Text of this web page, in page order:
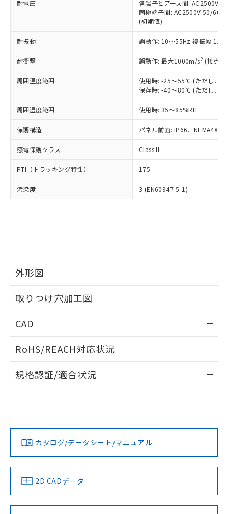
耐電圧
各端子とアース間: AC2500V
同極端子間: AC2500V 50/
(初期値)
耐振動 誤動作: 10～55Hz 複振幅
耐衝撃 誤動作: 最大1000m/s2 (接点
周囲温度範囲
使用時: -25～55℃ (ただし、氷
保存時: -40～80℃ (ただし、氷
周囲湿度範囲 使用時: 35～85%RH
保護構造 パネル前面: IP66、NEMA4X,
感電保護クラス Class II
PTI（トラッキング特性） 175
汚染度 3 (EN60947-5-1)
外形図
取りつけ穴加工図
CAD
ドすることができます。
ログイン/会員登録
ダウンロードデータをご利用いただく前に、以下を必ずお読
みください。
ソフトウェアの使用条件
RoHS/REACH対応状況
EU RoHS 注意事項・凡例
対応済み
中国 RoHS 注意事項・凡例
規格認証/適合状況
LR型式承認
（イギリス
船舶規格）
DNV型式承認
（ノルウェー
BV型式承認
（フランス
KR型式
（韓国
No No No No
カタログ/データシート/マニュアル
2D CADデータ
正式な納期状況および標準価格はお客
様のお取引先、またはお客様担当のオ
ムロン制御機器販売店・当社販売員に
オムロン制御機器販売店や当社販売拠
販売ネットワーク
」をご確認
在庫状況および標準価格結果を当社の
事前の承諾なく第三者に漏洩または開
示しないようお願いします。
マイパーツ機能（部品リスト作成サー
ビス）をご利用いただくには、I-Web
メンバーズにご登録されている必要が
お客様が当ウェブサイト上で当社にご
および当社の共同利用者が、当社の製
用者の範囲」に記載されている法人を
類(PBB) 1000ppm以下、ポリ臭化ジフェニルエーテル類
(PBDE) 1000ppm以下、フタル酸ビス(2-エチルヘキシ
ル) (DEHP)(別名：DOP) 1000ppm以下、フタル酸ブチ
（DBP） 1000ppm以下、フタル酸ジイソブチル
但し、RoHS指令で産業用監視および制御機器に対する
フタル酸エステル類の４物質については閾値を超える意
※2 対応予定月
部品在庫の切り替え状況などにより、予定
月が前後することがあります。
※3 非含有証明書ダウンロード
下記の非含有証明書をダウンロードするこ
ものではありません。
また、RoHS指令のフタル酸エステル類４
物質の対応では、対応完了までの期間は出
していることから、特段のことがない限
り、2022年1月12日より割愛しておりま
す。
Cr(Ⅵ)(六価クロム) : 1000ppm、 PBBs(ポリ臭化ビフェ
ニル類) : 1000ppm、 PBDEs(ポリ臭化ジフェニルエーテ
DBP(フタル酸ジブチル) : 1000ppm、 DIBP(フタル酸ジ
イソブチル) : 1000ppm、 BBP(フタル酸ブチルベンジ
DEHP(フタル酸ビス(2-エチルヘキシル)) : 1000ppm
※2 環境保護使用期限
準値以下であることを示します。
「10」：通常の使用状況下において有害物
質が外部に漏えいし、環境に深刻な影響を
及ぼさない年数を意味します。
「－」：未確認です。当社販売部門へお問
い合わせください。
当社は規制貨物を破棄する場合は、完
全に破砕するなど、違法に輸出されな
いよう必要な手段を講じます。
当社は貴社製品を、核兵器、ミサイ
ル、化学兵器、生物兵器またはその他
武器並びにこれらの製造装置等に一切
当社は、貴社製品を第三者に販売する
場合は、上記1、2および3の内容を当
該第三者に通知します。また当社は、
販売先および販売に係わる関係者が違
法に輸出するおそれがある場合は、取
り引きをいたしません。
一定数以上の在庫あり
一定数には満たないが在庫あり
在庫なし(最新の在庫状況につ
たはお客様担当のオムロン制御
機器販売店・当社販売員にご確
受注生産機種、また在庫状況の
情報を公開していない機種